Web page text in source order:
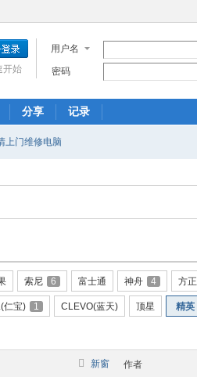
用户名
密码
开始
分享 记录
上门维修电脑
索尼 6 富士通 神舟 4 方正
仁宝) 1 CLEVO(蓝天) 顶星 精英
新窗 作者